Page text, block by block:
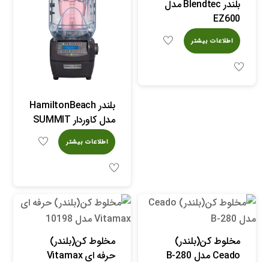
بلندر Blendtec مدل
EZ600
اطلاعات بیشتر
بلندر HamiltonBeach
مدل کاوردار SUMMIT
اطلاعات بیشتر
مخلوط کن(بلندر)
Ceado مدل B-280
مخلوط کن(بلندر)
حرفه ای Vitamax